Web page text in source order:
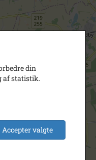
din
af statistik.
Accepter valgte